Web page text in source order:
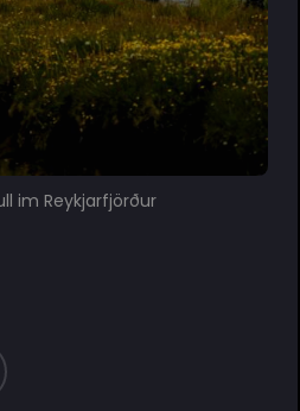
im Reykjarfjörður